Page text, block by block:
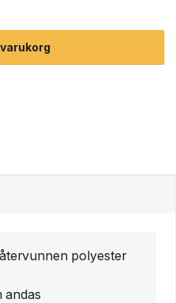
polyester
andas